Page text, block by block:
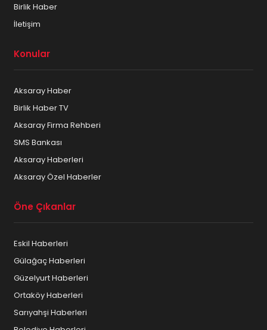
Birlik Haber
İletişim
Konular
Aksaray Haber
Birlik Haber TV
Aksaray Firma Rehberi
SMS Bankası
Aksaray Haberleri
Aksaray Özel Haberler
Öne Çıkanlar
Eskil Haberleri
Gülağaç Haberleri
Güzelyurt Haberleri
Ortaköy Haberleri
Sarıyahşi Haberleri